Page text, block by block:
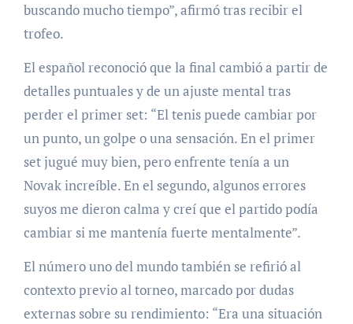
buscando mucho tiempo”, afirmó tras recibir el
trofeo.
El español reconoció que la final cambió a partir de
detalles puntuales y de un ajuste mental tras
perder el primer set: “El tenis puede cambiar por
un punto, un golpe o una sensación. En el primer
set jugué muy bien, pero enfrente tenía a un
Novak increíble. En el segundo, algunos errores
suyos me dieron calma y creí que el partido podía
cambiar si me mantenía fuerte mentalmente”.
El número uno del mundo también se refirió al
contexto previo al torneo, marcado por dudas
externas sobre su rendimiento: “Era una situación